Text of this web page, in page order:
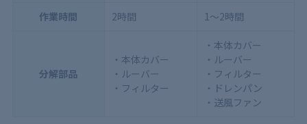
作業時間 2時間 1〜2時間
分解部品
・本体カバー
・ルーバー
・フィルター
・本体カバー
・ルーバー
・フィルター
・ドレンパン
・送風ファン